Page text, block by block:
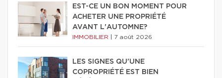
EST-CE UN BON MOMENT POUR
ACHETER UNE PROPRIÉTÉ
AVANT L'AUTOMNE?
IMMOBILIER 7 août 2026
LES SIGNES QU'UNE
COPROPRIÉTÉ EST BIEN